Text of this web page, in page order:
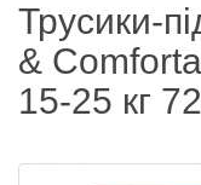
Трусики-
&
15-25 кг